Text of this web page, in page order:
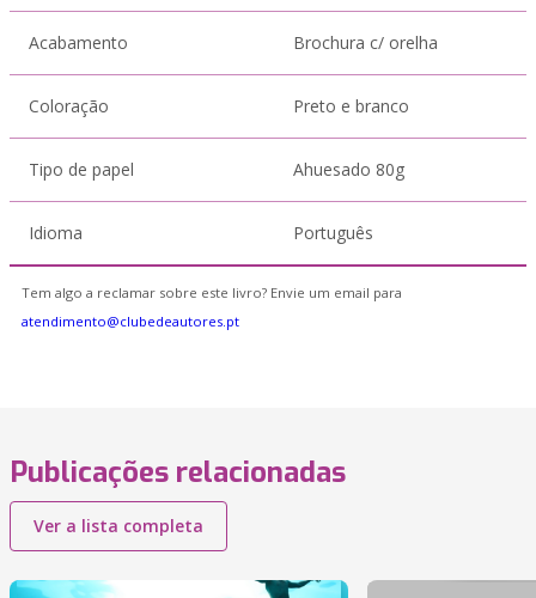
Acabamento Brochura c/ orelha
Coloração Preto e branco
Tipo de papel Ahuesado 80g
Idioma Português
Tem algo a reclamar sobre este livro? Envie um email para
atendimento@clubedeautores.pt
Publicações relacionadas
Ver a lista completa